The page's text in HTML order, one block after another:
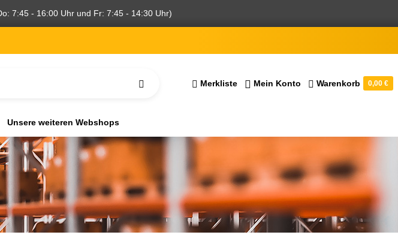
7:45 - 16:00 Uhr und Fr: 7:45 - 14:30 Uhr)
Merkliste Mein Konto Warenkorb 0,00 €
Unsere weiteren Webshops